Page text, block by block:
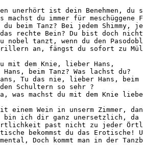
unerhört ist dein Benehmen, du
machst du immer für meschüggene
beim Tanz? Bei jedem Shimmy,
das rechte Bein? Du bist doch
nobel tanzt, wenn du den
an, fängst du sofort zu
mit dem Knie, lieber Hans,
beim Tanz? Was lachst du?
Tu das nie, lieber Hans,
Schultern so sehr ?
was machst du mit dem Knie
Wein in unserm Zimmer,
bin ich dir ganz unersetzlich,
past nicht zu jeder
bekommst du das
Doch kommt man in der